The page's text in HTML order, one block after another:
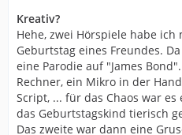
Kreativ?
Hehe, zwei Hörspiele habe ich
Geburtstag eines Freundes.
eine Parodie auf "James
Rechner, ein Mikro in der
Script, ... für das Chaos war
das Geburtstagskind tierisch
Das zweite war dann eine